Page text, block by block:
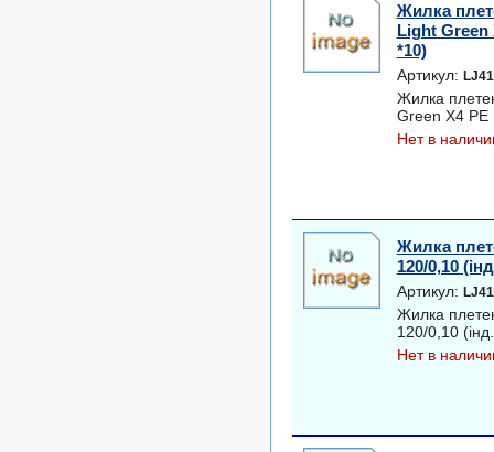
Жилка
Light Green
*10)
Артикул:
Жилка
Green Х4 PE
Нет в
Жилка
120/0,10
Артикул:
Жилка
120/0,10
Нет в